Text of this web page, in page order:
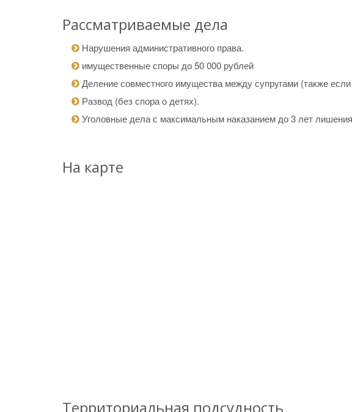
Рассматриваемые дела
Нарушения административного права.
имущественные споры до 50 000 рублей
Деление совместного имущества между супругами (также
Развод (без спора о детях).
Уголовные дела с максимальным наказанием до 3 лет
На карте
Территориальная подсудность